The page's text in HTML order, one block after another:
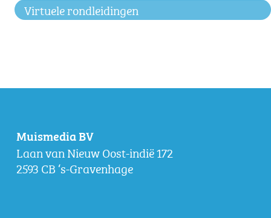
Virtuele rondleidingen
Muismedia BV
Laan van Nieuw Oost-indië 172
2593 CB ‘s-Gravenhage